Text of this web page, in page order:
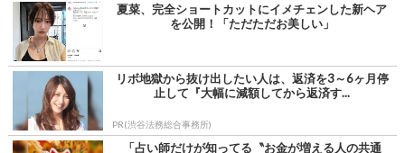
夏菜、完全ショートカットにイメチェンした新ヘア
を公開！「ただただお美しい」
リボ地獄から抜け出したい人は、返済を3～6ヶ月停
止して『大幅に減額してから返済す...
PR(渋谷法務総合事務所)
「占い師だけが知ってる〝お金が増える人の共通